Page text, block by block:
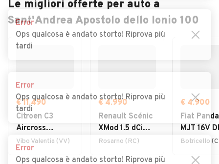
Le migliori offerte per auto a
Sant'Andrea Apostolo dello Ionio 100
€ 11.490
Citroen C3
Aircross
BlueHDi 110
S&S Shine Pack
Vibo Valentia (VV)
€ 4.990
Renault Scénic
XMod 1.5 dCi
110CV Race
Rosarno (RC)
€ 4.900
Fiat
MJT 16V
Classic
Botricello
Error
Ops qualcosa è andato storto! Riprova più
tardi
Error
Ops qualcosa è andato storto! Riprova più
tardi
Error
Ops qualcosa è andato storto! Riprova più